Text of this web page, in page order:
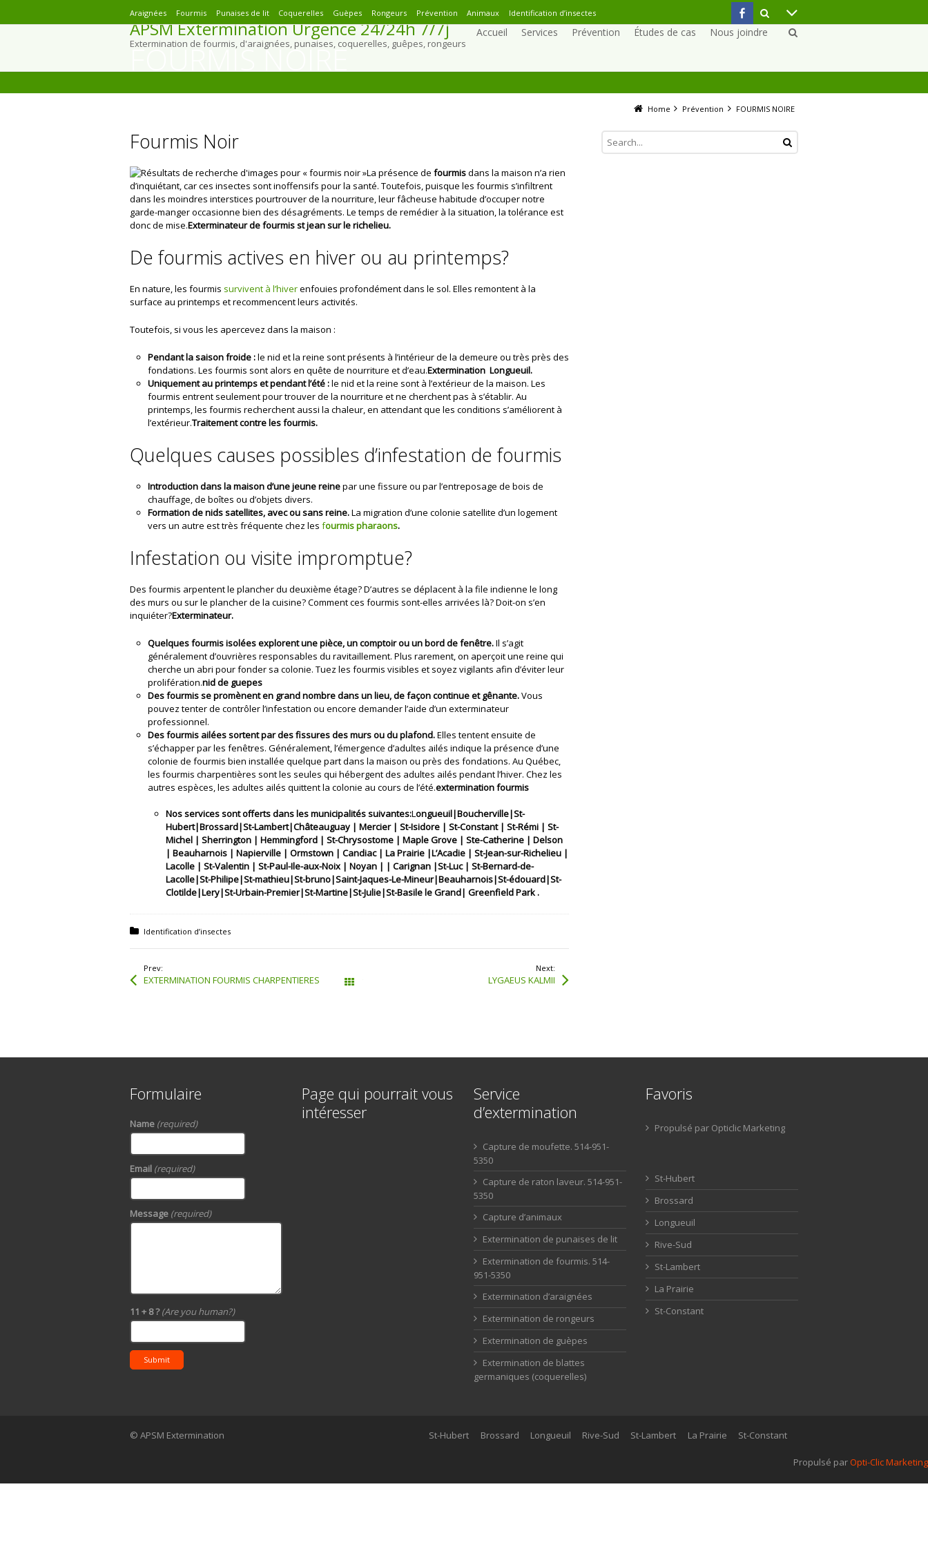
Araignées Fourmis Punaises de lit Coquerelles Guèpes Rongeurs Prévention Animaux Identification d’insectes
APSM Extermination Urgence 24/24h 7/7j
Extermination de fourmis, d'araignées, punaises, coquerelles, guêpes, rongeurs
Accueil Services Prévention Études de cas Nous joindre
FOURMIS NOIRE
Home Prévention FOURMIS NOIRE
Fourmis Noir
La présence de fourmisdans la maison n’a rien
d’inquiétant, car ces insectes sont inoffensifs pour la santé. Toutefois, puisque les fourmis s’infiltrent
dans les moindres interstices pourtrouver de la nourriture, leur fâcheuse habitude d’occuper notre
garde-manger occasionne bien des désagréments. Le temps de remédier à la situation, la tolérance est
donc de mise.Exterminateur de fourmis st jean sur le richelieu.
De fourmis actives en hiver ou au printemps?
En nature, les fourmis survivent à l’hiverenfouies profondément dans le sol. Elles remontent à la
surface au printemps et recommencent leurs activités.
Toutefois, si vous les apercevez dans la maison :
Pendant la saison froide :le nid et la reine sont présents à l’intérieur de la demeure ou très près des
fondations. Les fourmis sont alors en quête de nourriture et d’eau.Extermination Longueuil.
Uniquement au printemps et pendant l’été :le nid et la reine sont à l’extérieur de la maison. Les
fourmis entrent seulement pour trouver de la nourriture et ne cherchent pas à s’établir. Au
printemps, les fourmis recherchent aussi la chaleur, en attendant que les conditions s’améliorent à
l’extérieur.Traitement contre les fourmis.
Quelques causes possibles d’infestation de fourmis
Introduction dans la maison d’une jeune reinepar une fissure ou par l’entreposage de bois de
chauffage, de boîtes ou d’objets divers.
Formation de nids satellites, avec ou sans reine.La migration d’une colonie satellite d’un logement
vers un autre est très fréquente chez les fourmis pharaons.
Infestation ou visite impromptue?
Des fourmis arpentent le plancher du deuxième étage? D’autres se déplacent à la file indienne le long
des murs ou sur le plancher de la cuisine? Comment ces fourmis sont-elles arrivées là? Doit-on s’en
inquiéter?Exterminateur.
Quelques fourmis isolées explorent une pièce, un comptoir ou un bord de fenêtre.Il s’agit
généralement d’ouvrières responsables du ravitaillement. Plus rarement, on aperçoit une reine qui
cherche un abri pour fonder sa colonie. Tuez les fourmis visibles et soyez vigilants afin d’éviter leur
prolifération.nid de guepes
Des fourmis se promènent en grand nombre dans un lieu, de façon continue et gênante.Vous
pouvez tenter de contrôler l’infestation ou encore demander l’aide d’un exterminateur
professionnel.
Des fourmis ailées sortent par des fissures des murs ou du plafond.Elles tentent ensuite de
s’échapper par les fenêtres. Généralement, l’émergence d’adultes ailés indique la présence d’une
colonie de fourmis bien installée quelque part dans la maison ou près des fondations. Au Québec,
les fourmis charpentières sont les seules qui hébergent des adultes ailés pendant l’hiver. Chez les
autres espèces, les adultes ailés quittent la colonie au cours de l’été.extermination fourmis
Nos services sont offerts dans les municipalités suivantes:Longueuil|Boucherville|St-
Hubert|Brossard|St-Lambert|Châteauguay | Mercier | St-Isidore | St-Constant | St-Rémi | St-
Michel | Sherrington | Hemmingford | St-Chrysostome | Maple Grove | Ste-Catherine | Delson
| Beauharnois | Napierville | Ormstown | Candiac | La Prairie |L’Acadie | St-Jean-sur-Richelieu |
Lacolle | St-Valentin | St-Paul-Ile-aux-Noix | Noyan | | Carignan |St-Luc | St-Bernard-de-
Lacolle|St-Philipe|St-mathieu|St-bruno|Saint-Jaques-Le-Mineur|Beauharnois|St-édouard|St-
Clotilde|Lery|St-Urbain-Premier|St-Martine|St-Julie|St-Basile le Grand| Greenfield Park .
Posted in:
Identification d’insectes
Prev:
EXTERMINATION FOURMIS CHARPENTIERES
Next:
LYGAEUS KALMII
Formulaire
Name (required)
Email (required)
Message (required)
11 + 8 ?(Are you human?)
Submit
Page qui pourrait vous
intéresser
Service
d’extermination
Capture de moufette. 514-951-
5350
Capture de raton laveur. 514-951-
5350
Capture d’animaux
Extermination de punaises de lit
Extermination de fourmis. 514-
951-5350
Extermination d’araignées
Extermination de rongeurs
Extermination de guèpes
Extermination de blattes
germaniques (coquerelles)
Favoris
Propulsé par Opticlic Marketing
St-Hubert
Brossard
Longueuil
Rive-Sud
St-Lambert
La Prairie
St-Constant
St-Hubert Brossard Longueuil Rive-Sud St-Lambert La Prairie St-Constant
© APSM Extermination
Propulsé parOpti-Clic Marketing